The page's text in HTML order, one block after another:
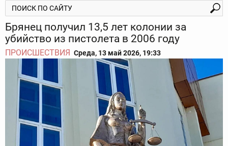
Брянец получил 13,5 лет колонии за
убийство из пистолета в 2006 году
ПРОИСШЕСТВИЯ Среда, 13 май 2026, 19:33